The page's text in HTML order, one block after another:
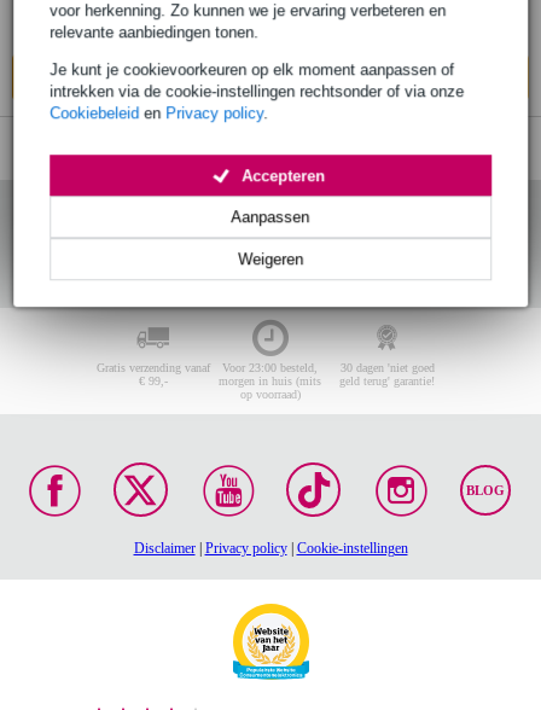
voor herkenning. Zo kunnen we je ervaring verbeteren en
relevante aanbiedingen tonen.
Je kunt je cookievoorkeuren op elk moment aanpassen of
intrekken via de cookie-instellingen rechtsonder of via onze
Cookiebeleid en Privacy policy.
Weigeren
Aanpassen
Accepteren
Ook in5 winkels op voorraad
In mijn winkelwagen
Gratis verzending vanaf
€ 99,-
Voor 23:00 besteld,
morgen in huis (mits
op voorraad)
30 dagen 'niet goed
geld terug' garantie!
BLOG
Disclaimer| Privacy policy| Cookie-instellingen